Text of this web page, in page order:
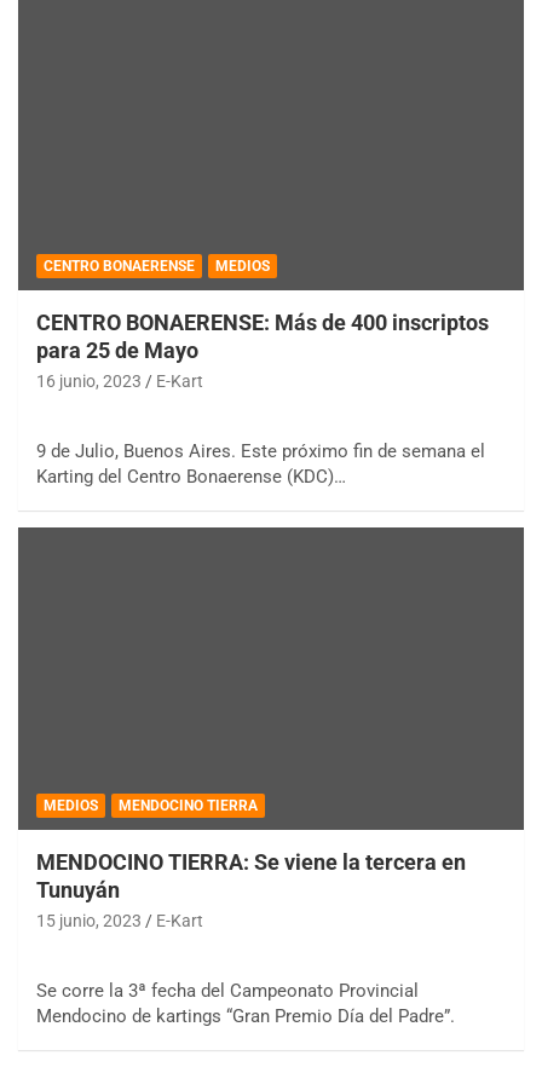
CENTRO BONAERENSE MEDIOS
CENTRO BONAERENSE: Más de 400 inscriptos
para 25 de Mayo
16 junio, 2023 E-Kart
9 de Julio, Buenos Aires. Este próximo fin de semana el
Karting del Centro Bonaerense (KDC)…
MEDIOS MENDOCINO TIERRA
MENDOCINO TIERRA: Se viene la tercera en
Tunuyán
15 junio, 2023 E-Kart
Se corre la 3ª fecha del Campeonato Provincial
Mendocino de kartings “Gran Premio Día del Padre”.